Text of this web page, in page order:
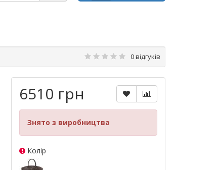
0 відгуків
6510 грн
Знято з виробництва
Колір